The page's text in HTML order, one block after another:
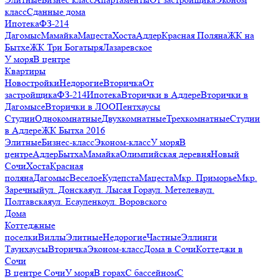
классСданные дома
ИпотекаФЗ-214
ДагомысМамайкаМацестаХостаАдлерКрасная ПолянаЖК на
БытхеЖК Три БогатыряЛазаревское
У моряВ центре
Квартиры
НовостройкиНедорогиеВторичкаОт
застройщикаФЗ-214ИпотекаВторички в АдлереВторички в
ДагомысеВторички в ЛООПентхаусы
СтудииОднокомнатныеДвухкомнатныеТрехкомнатныеСтудии
в АдлереЖК Бытха 2016
ЭлитныеБизнес-классЭконом-классУ моряВ
центреАдлерБытхаМамайкаОлимпийская деревняНовый
СочиХостаКрасная
полянаДагомысВеселоеКудепстаМацестаМкр. ПриморьеМкр.
Заречныйул. Донскаяул. Лысая Гораул. Метелеваул.
Полтавскаяул. Есауленкоул. Воровского
Дома
Коттеджные
поселкиВиллыЭлитныеНедорогиеЧастныеЭллинги
ТаунхаусыВторичкаЭконом-классДома в СочиКоттеджи в
Сочи
В центре СочиУ моряВ горахС бассейномС